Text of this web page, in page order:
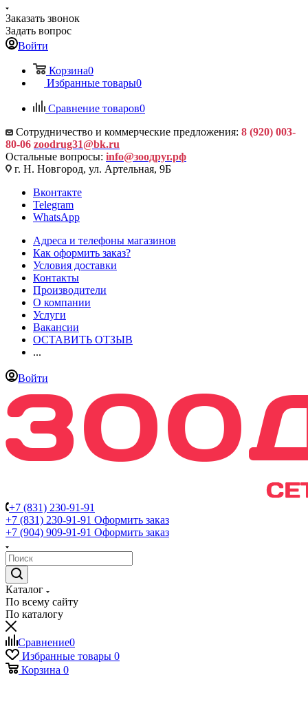
Заказать звонок
Задать вопрос
Войти
Корзина0
Избранные товары0
Сравнение товаров0
Сотрудничество и коммерческие предложения: 8 (920) 003-
80-06 zoodrug31@bk.ru
Остальные вопросы: info@зоодруг.рф
г. Н. Новгород, ул. Артельная, 9Б
Вконтакте
Telegram
WhatsApp
Адреса и телефоны магазинов
Как оформить заказ?
Условия доставки
Контакты
Производители
О компании
Услуги
Вакансии
ОСТАВИТЬ ОТЗЫВ
...
Войти
+7 (831) 230-91-91
+7 (831) 230-91-91 Оформить заказ
+7 (904) 909-91-91 Оформить заказ
Каталог
По всему сайту
По каталогу
Сравнение0
Избранные товары 0
Корзина 0